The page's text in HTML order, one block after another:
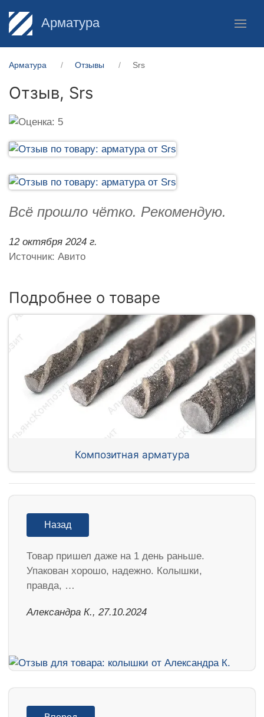
Арматура
Арматура Отзывы Srs
Отзыв, Srs
Всё прошло чётко. Рекомендую.
12 октября 2024 г.
Источник: Авито
Подробнее о товаре
Композитная арматура
Назад
Товар пришел даже на 1 день раньше.
Упакован хорошо, надежно. Колышки,
правда, …
Александра К., 27.10.2024